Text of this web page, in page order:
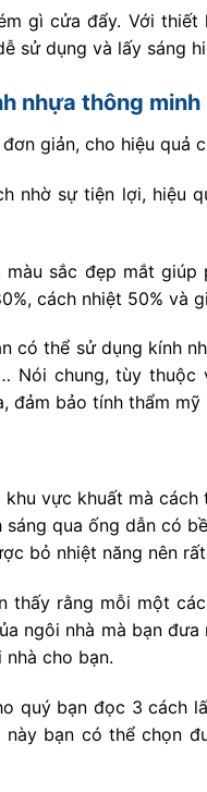
gì cửa đẩy. Với
sử dụng và lấy sáng
nhựa thông minh
nhờ sự tiện lợi, hiệu
sắc đẹp mắt
cách nhiệt 50% và
có thể sử dụng kính
Nói chung, tùy
đảm bảo tính thẩm mỹ
vực khuất mà
qua ống dẫn có
bỏ nhiệt năng nên
thấy rằng mỗi một
ngôi nhà mà bạn
cho bạn.
quý bạn đọc 3 cách
bạn có thể chọn